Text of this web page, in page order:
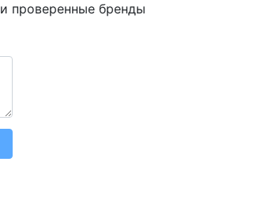
и проверенные бренды